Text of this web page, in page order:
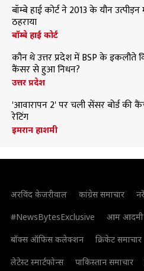
बॉम्बे हाई कोर्ट ने 2013 के यौन
ठहराया
बॉम्बे हाई कोर्ट
कौन थे उत्तर प्रदेश में BSP के इकलौते
कैंसर से हुआ निधन?
उत्तर प्रदेश
'आवारापन 2' पर चली सेंसर बोर्ड की
रेटिंग
इमरान हाशमी
अरविंद केजरीवाल कांग्रेस समाचार
#NewsBytesExclusive
आम आदमी
बॉक्स ऑफिस कलेक्शन
क्रिकेट समाचार
लेटेस्ट स्मार्टफोन्स
पाकिस्तान समाचार